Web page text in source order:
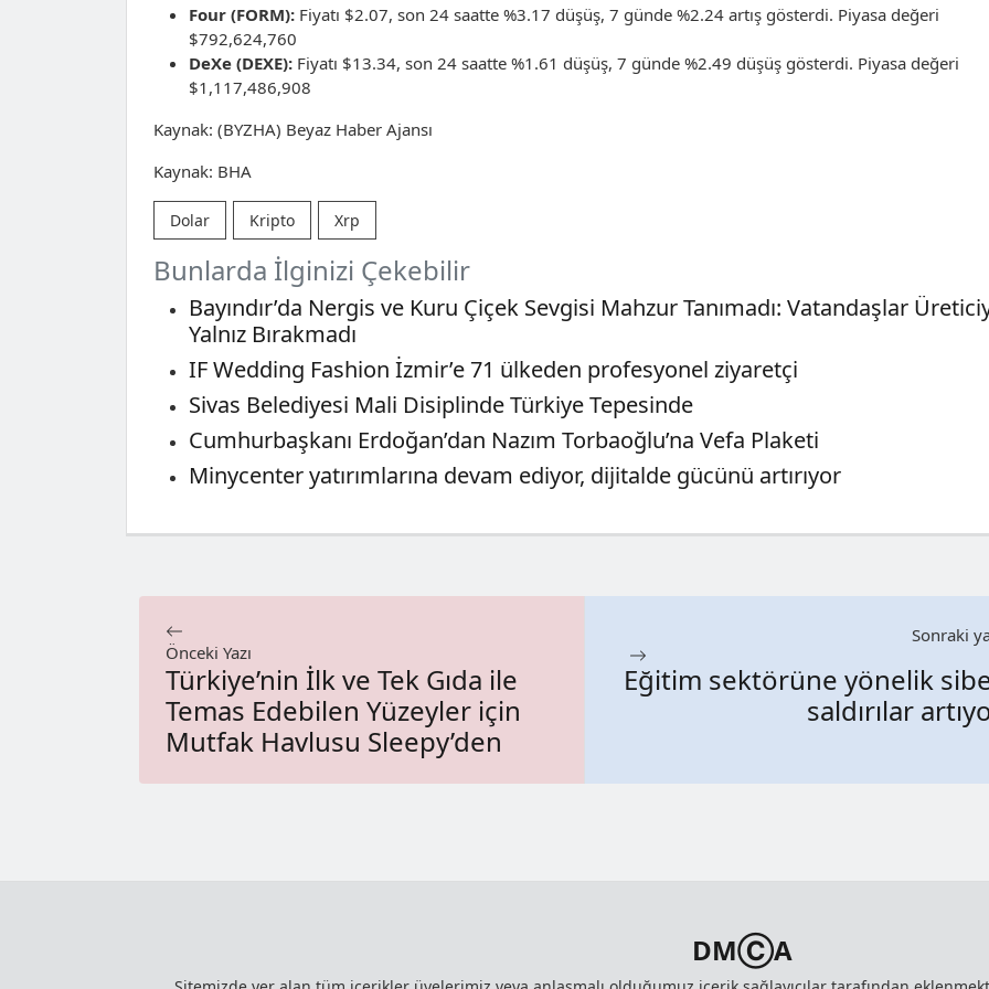
Four (FORM): Fiyatı $2.07, son 24 saatte %3.17 düşüş, 7 günde %2.24 artış gösterdi. Piyasa değeri
$792,624,760
DeXe (DEXE): Fiyatı $13.34, son 24 saatte %1.61 düşüş, 7 günde %2.49 düşüş gösterdi. Piyasa değeri
$1,117,486,908
Kaynak: (BYZHA) Beyaz Haber Ajansı
Kaynak: BHA
Dolar Kripto Xrp
Bunlarda İlginizi Çekebilir
Bayındır’da Nergis ve Kuru Çiçek Sevgisi Mahzur Tanımadı: Vatandaşlar
Yalnız Bırakmadı
IF Wedding Fashion İzmir’e 71 ülkeden profesyonel ziyaretçi
Sivas Belediyesi Mali Disiplinde Türkiye Tepesinde
Cumhurbaşkanı Erdoğan’dan Nazım Torbaoğlu’na Vefa Plaketi
Minycenter yatırımlarına devam ediyor, dijitalde gücünü artırıyor
Önceki Yazı
Türkiye’nin İlk ve Tek Gıda ile
Temas Edebilen Yüzeyler için
Mutfak Havlusu Sleepy’den
Sonraki
Eğitim sektörüne yönelik
saldırılar
DMⒸA